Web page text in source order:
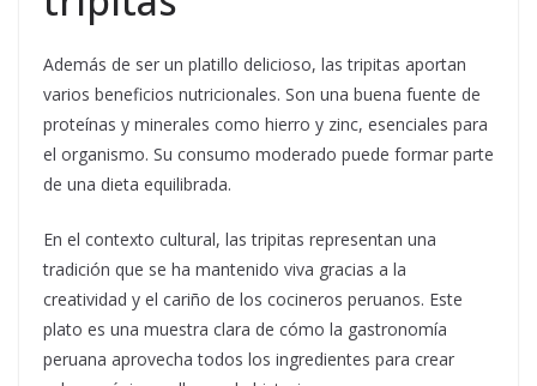
Además de ser un platillo delicioso, las tripitas aportan
varios beneficios nutricionales. Son una buena fuente de
proteínas y minerales como hierro y zinc, esenciales para
el organismo. Su consumo moderado puede formar parte
de una dieta equilibrada.
En el contexto cultural, las tripitas representan una
tradición que se ha mantenido viva gracias a la
creatividad y el cariño de los cocineros peruanos. Este
plato es una muestra clara de cómo la gastronomía
peruana aprovecha todos los ingredientes para crear